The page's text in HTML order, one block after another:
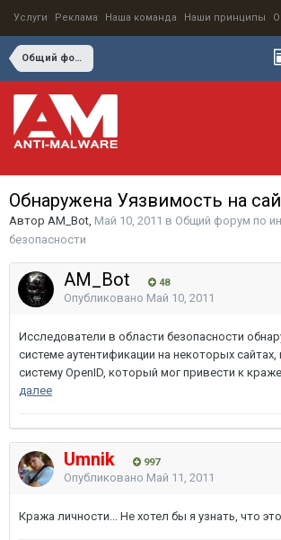
Услуги Реклама Наша команда Наши принципы
Общий форум по информационной безопасности
Обнаружена Уязвимость на
Автор AM_Bot, Май 10, 2011 в Общий форум по
безопасности
AM_Bot 48
Опубликовано Май 10, 2011
Исследователи в области безопасности
системе аутентификации на некоторых
систему OpenID, который мог привести к
далее
Umnik 997
Опубликовано Май 11, 2011
Кража личности... Не хотел бы я узнать, что